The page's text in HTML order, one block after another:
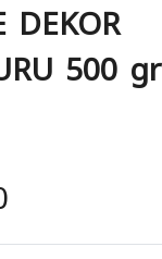
DEKOR
500 gr